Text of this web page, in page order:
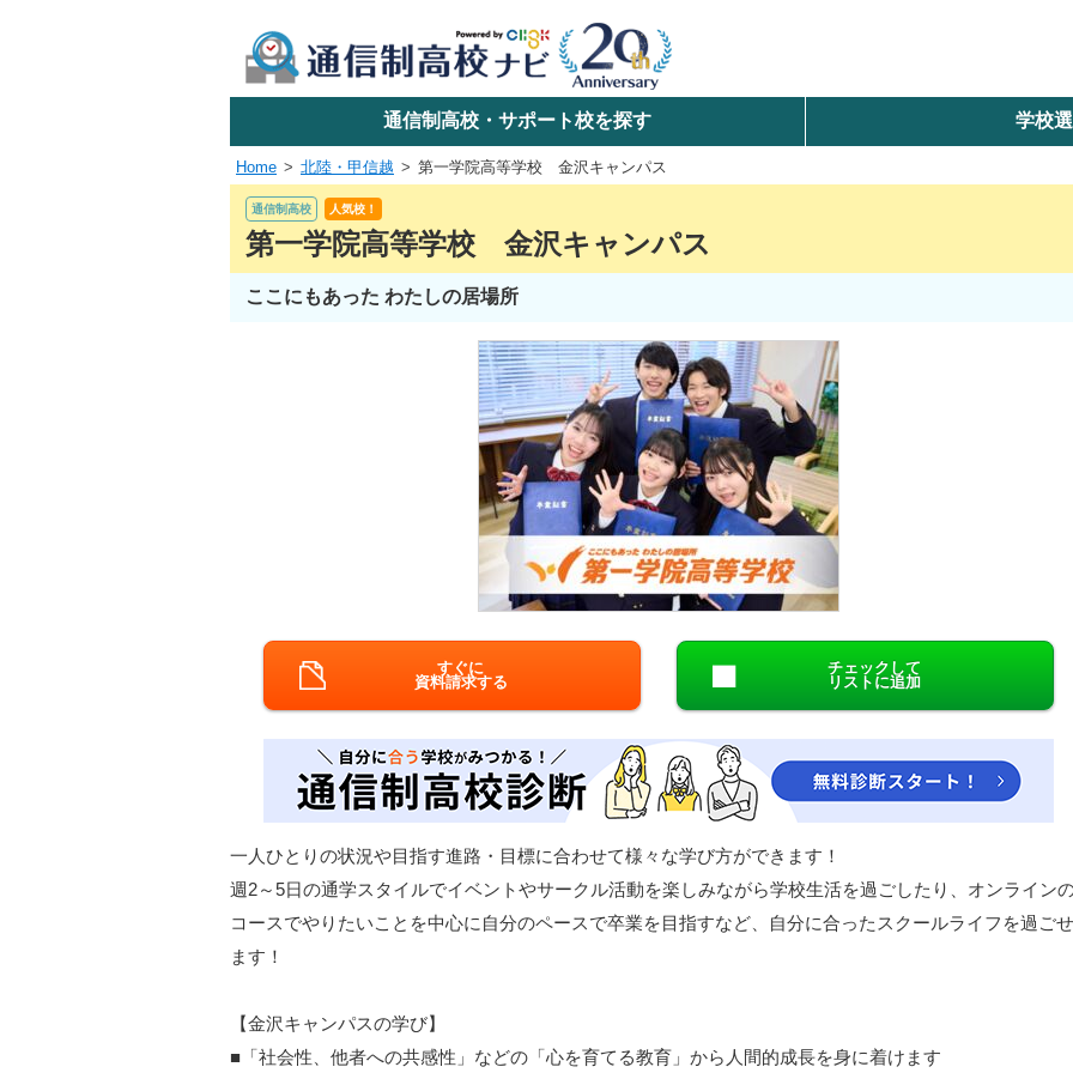
学校名で探す
検索
北陸・甲信越
中国
九州・沖縄
通信制高校・サポート校を探す 学校
Home 北陸・甲信越 第一学院高等学校 金沢キャンパス
通信制高校 人気校！
第一学院高等学校 金沢キャンパス
ここにもあった わたしの居場所
すぐに
資料請求する
チェックして
リストに追加
一人ひとりの状況や目指す進路・目標に合わせて様々な学び方ができます！
週2～5日の通学スタイルでイベントやサークル活動を楽しみながら学校生活を過ごしたり、オンライン
コースでやりたいことを中心に自分のペースで卒業を目指すなど、自分に合ったスクールライフを過ごせ
ます！
【金沢キャンパスの学び】
■「社会性、他者への共感性」などの「心を育てる教育」から人間的成長を身に着けます